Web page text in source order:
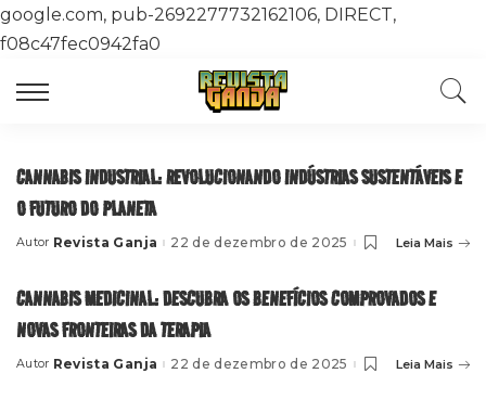
google.com, pub-2692277732162106, DIRECT,
f08c47fec0942fa0
CANNABIS INDUSTRIAL: REVOLUCIONANDO INDÚSTRIAS SUSTENTÁVEIS E
O FUTURO DO PLANETA
Posted
Autor Revista Ganja 22 de dezembro de 2025 Leia Mais
CANNABIS MEDICINAL: DESCUBRA OS BENEFÍCIOS COMPROVADOS E
NOVAS FRONTEIRAS DA TERAPIA
Posted
Autor Revista Ganja 22 de dezembro de 2025 Leia Mais